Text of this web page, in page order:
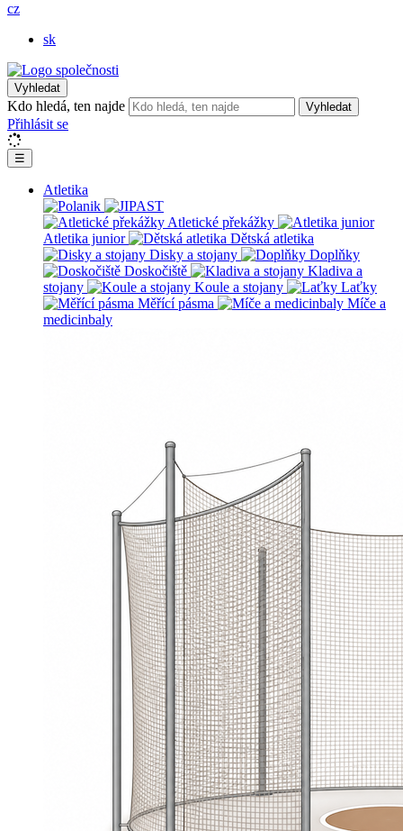
cz
sk
Vyhledat
Kdo hledá, ten najde Vyhledat
Přihlásit se
☰
Atletika
Atletické překážky
Atletika junior
Dětská atletika
Disky a stojany
Doplňky
Doskočiště
Kladiva a
stojany
Koule a stojany
Laťky
Měřící pásma
Míče a
medicinbaly